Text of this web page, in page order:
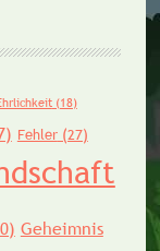
(18)
Fehler(27)
Geheimnis